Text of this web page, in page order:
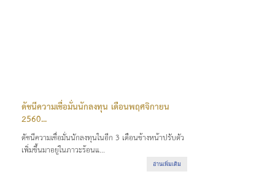
ดัชนีความเชื่อมั่นนักลงทุน เดือนพฤศจิกายน
2560...
ดัชนีความเชื่อมั่นนักลงทุนในอีก 3 เดือนข้างหน้าปรับตัว
เพิ่มขึ้นมาอยู่ในภาวะร้อนแ...
อ่านเพิ่มเติม